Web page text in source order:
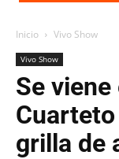
Inicio Vivo Show
Vivo Show
Se
grilla de